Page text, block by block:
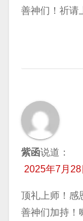
善神们！祈请
紫函说道：
2025年7月
顶礼上师！感
善神们加持！